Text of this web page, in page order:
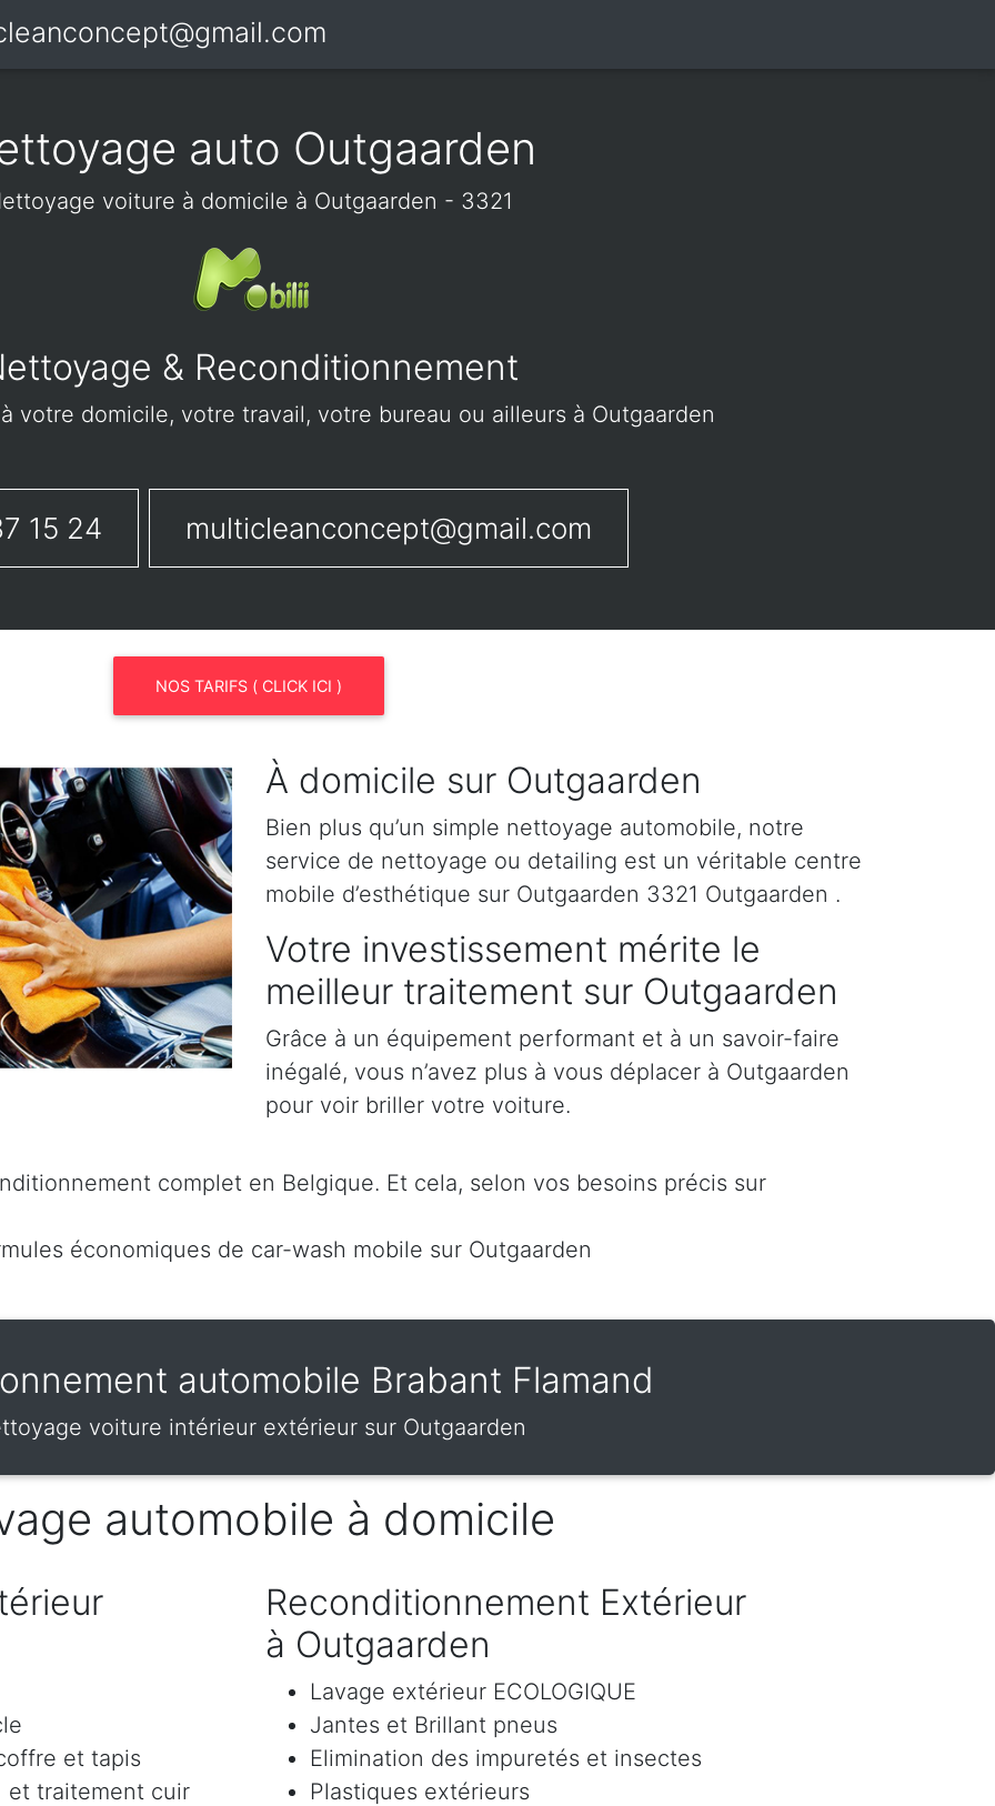
auto Outgaarden
voiture à domicile à Outgaarden - 3321
& Reconditionnement
votre domicile, votre travail, votre bureau ou ailleurs à Outgaarden
15 24 multicleanconcept@gmail.com
NOS TARIFS ( CLICK ICI )
À domicile sur Outgaarden
Bien plus qu’un simple nettoyage automobile, notre
service de nettoyage ou detailing est un véritable centre
mobile d’esthétique sur Outgaarden 3321 Outgaarden .
Votre investissement mérite le
meilleur traitement sur Outgaarden
Grâce à un équipement performant et à un savoir-faire
inégalé, vous n’avez plus à vous déplacer à Outgaarden
pour voir briller votre voiture.
complet en Belgique. Et cela, selon vos besoins précis sur
économiques de car-wash mobile sur Outgaarden
automobile Brabant Flamand
voiture intérieur extérieur sur Outgaarden
automobile à domicile
et tapis
et traitement cuir
Reconditionnement Extérieur
à Outgaarden
Lavage extérieur ECOLOGIQUE
Jantes et Brillant pneus
Elimination des impuretés et insectes
Plastiques extérieurs